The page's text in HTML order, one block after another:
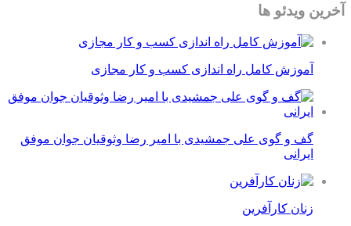
آخرین ویدئو ها
آموزش کامل راه اندازی کسب و کار مجازی
گف و گوی علی جمشیدی با امیر رضا وثوقیان جوان موفق
ایرانی
زنان کارآفرین